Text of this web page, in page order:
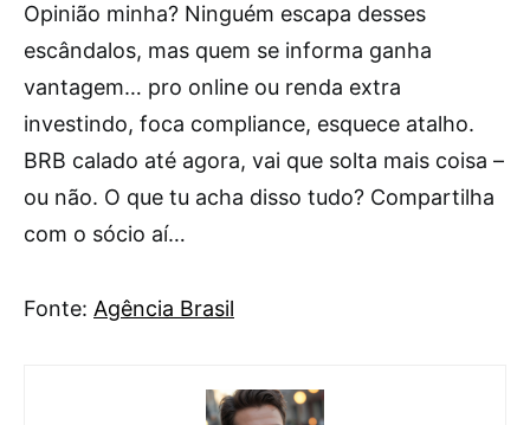
Opinião minha? Ninguém escapa desses
escândalos, mas quem se informa ganha
vantagem… pro online ou renda extra
investindo, foca compliance, esquece atalho.
BRB calado até agora, vai que solta mais coisa –
ou não. O que tu acha disso tudo? Compartilha
com o sócio aí…
Fonte: Agência Brasil